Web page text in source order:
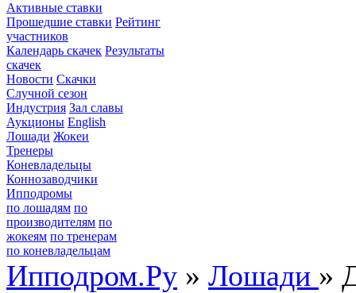
Активные ставки
Прошедшие ставки Рейтинг
участников
Календарь скачек Результаты
скачек
Новости Скачки
Случной сезон
Индустрия Зал славы
Аукционы English
Лошади Жокеи
Тренеры
Коневладельцы
Коннозаводчики
Ипподромы
по лошадям по
производителям по
жокеям по тренерам
по коневладельцам
Ипподром.Ру » Лошади »